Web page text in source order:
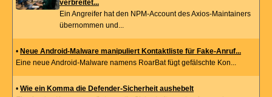
verbreitet...
Ein Angreifer hat den NPM-Account des Axios-Maintainers
übernommen und...
• Neue Android-Malware manipuliert Kontaktliste für Fake-Anruf...
Eine neue Android-Malware namens RoarBat fügt gefälschte Kon...
• Wie ein Komma die Defender-Sicherheit aushebelt